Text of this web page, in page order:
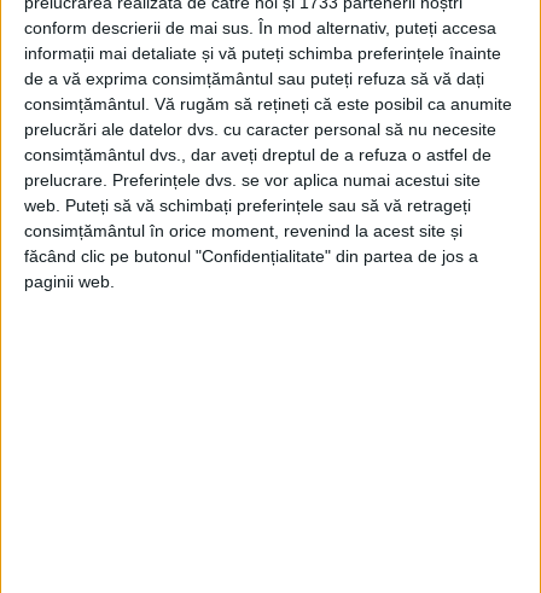
conform descrierii de mai sus. În mod alternativ, puteți accesa
informații mai detaliate și vă puteți schimba preferințele înainte
de a vă exprima consimțământul sau puteți refuza să vă dați
consimțământul. Vă rugăm să rețineți că este posibil ca anumite
prelucrări ale datelor dvs. cu caracter personal să nu necesite
consimțământul dvs., dar aveți dreptul de a refuza o astfel de
prelucrare. Preferințele dvs. se vor aplica numai acestui site
web. Puteți să vă schimbați preferințele sau să vă retrageți
consimțământul în orice moment, revenind la acest site și
făcând clic pe butonul "Confidențialitate" din partea de jos a
paginii web.
What is a framework !?
27 January 2020
What is an API (Application Programming
Interface) !?
24 January 2020
What is web content !?
22 January 2020